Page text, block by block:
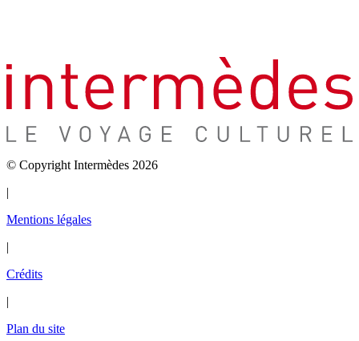
© Copyright Intermèdes 2026
|
Mentions légales
|
Crédits
|
Plan du site